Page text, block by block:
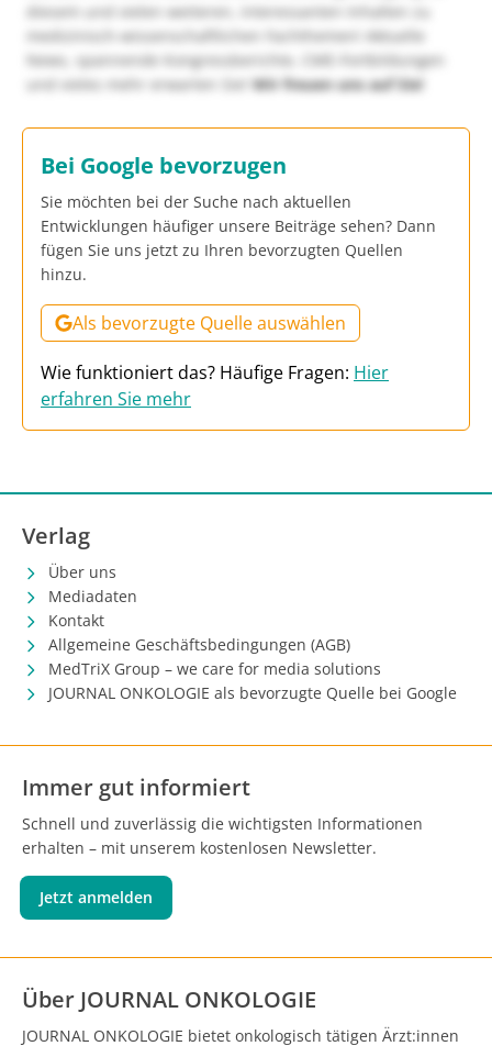
diesem und vielen weiteren, interessanten Inhalten zu
medizinisch-wissenschaftlichen Fachthemen! Aktuelle
News, spannende Kongressberichte, CME-Fortbildungen
und vieles mehr erwarten Sie!Wir freuen uns auf Sie!
Bei Google bevorzugen
Sie möchten bei der Suche nach aktuellen
Entwicklungen häufiger unsere Beiträge sehen? Dann
fügen Sie uns jetzt zu Ihren bevorzugten Quellen
hinzu.
Als bevorzugte Quelle auswählen
Wie funktioniert das? Häufige Fragen: Hier
erfahren Sie mehr
Verlag
Über uns
Mediadaten
Kontakt
Allgemeine Geschäftsbedingungen (AGB)
MedTriX Group – we care for media solutions
JOURNAL ONKOLOGIE als bevorzugte Quelle bei Google
Immer gut informiert
Schnell und zuverlässig die wichtigsten Informationen
erhalten – mit unserem kostenlosen Newsletter.
Jetzt anmelden
Über JOURNAL ONKOLOGIE
JOURNAL ONKOLOGIE bietet onkologisch tätigen Ärzt:innen